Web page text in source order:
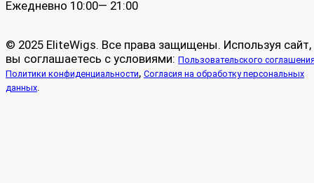
Ежедневно 10:00— 21:00
© 2025 EliteWigs. Все права защищены. Используя сайт,
вы соглашаетесь с условиями: Пользовательского
Политики конфиденциальности, Согласия на обработку персональных
данных.